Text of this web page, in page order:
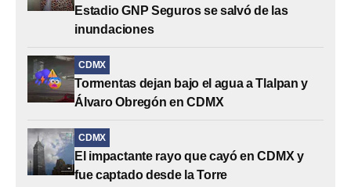
Estadio GNP Seguros se salvó de las
inundaciones
CDMX
Tormentas dejan bajo el agua a Tlalpan y
Álvaro Obregón en CDMX
CDMX
El impactante rayo que cayó en CDMX y
fue captado desde la Torre